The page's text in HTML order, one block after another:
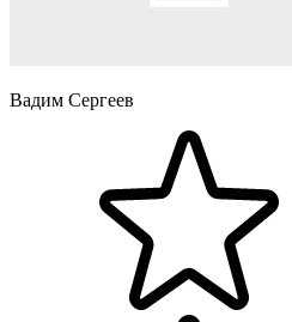
Вадим Сергеев